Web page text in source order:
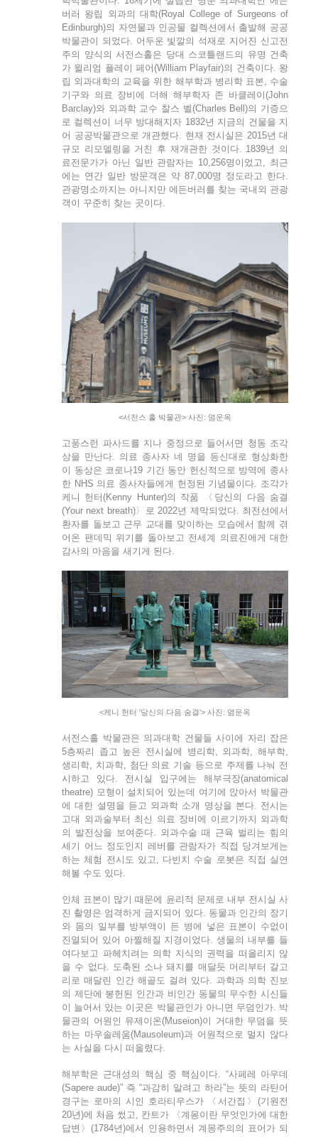
버러 왕립 외과의 대학(Royal College of Surgeons of
Edinburgh)의 자연물과 인공물 컬렉션에서 출발해 공공
박물관이 되었다. 어두운 빛깔의 석재로 지어진 신고전
주의 양식의 서전스홀은 당대 스코틀랜드의 유명 건축
가 윌리엄 플레이 페어(William Playfair)의 건축이다. 왕
립 외과대학의 교육을 위한 해부학과 병리학 표본, 수술
기구와 의료 장비에 더해 해부학자 존 바클레이(John
Barclay)와 외과학 교수 찰스 벨(Charles Bell)의 기증으
로 컬렉션이 너무 방대해지자 1832년 지금의 건물을 지
어 공공박물관으로 개관했다. 현재 전시실은 2015년 대
규모 리모델링을 거친 후 재개관한 것이다. 1839년 의
료전문가가 아닌 일반 관람자는 10,256명이었고, 최근
에는 연간 일반 방문객은 약 87,000명 정도라고 한다.
관광명소까지는 아니지만 에든버러를 찾는 국내외 관광
객이 꾸준히 찾는 곳이다.
<서전스 홀 박물관> 사진: 염운옥
고풍스런 파사드를 지나 중정으로 들어서면 청동 조각
상을 만난다. 의료 종사자 네 명을 등신대로 형상화한
이 동상은 코로나19 기간 동안 헌신적으로 방역에 종사
한 NHS 의료 종사자들에게 헌정된 기념물이다. 조각가
케니 헌터(Kenny Hunter)의 작품 〈당신의 다음 숨결
(Your next breath)〉로 2022년 제막되었다. 최전선에서
환자를 돌보고 근무 교대를 맞이하는 모습에서 함께 겪
어온 팬데믹 위기를 돌아보고 전세계 의료진에게 대한
감사의 마음을 새기게 된다.
<케니 헌터 '당신의 다음 숨결'> 사진: 염운옥
서전스홀 박물관은 의과대학 건물들 사이에 자리 잡은
5층짜리 좁고 높은 전시실에 병리학, 외과학, 해부학,
생리학, 치과학, 첨단 의료 기술 등으로 주제를 나눠 전
시하고 있다. 전시실 입구에는 해부극장(anatomical
theatre) 모형이 설치되어 있는데 여기에 앉아서 박물관
에 대한 설명을 듣고 외과학 소개 영상을 본다. 전시는
고대 외과술부터 최신 의료 장비에 이르기까지 외과학
의 발전상을 보여준다. 외과수술 때 근육 벌리는 힘의
세기 어느 정도인지 레버를 관람자가 직접 당겨보게는
하는 체험 전시도 있고, 다빈치 수술 로봇은 직접 실연
해볼 수도 있다.
인체 표본이 많기 때문에 윤리적 문제로 내부 전시실 사
진 촬영은 엄격하게 금지되어 있다. 동물과 인간의 장기
와 몸의 일부를 방부액이 든 병에 넣은 표본이 수없이
진열되어 있어 아찔해질 지경이었다. 생물의 내부를 들
여다보고 파헤치려는 의학 지식의 권력을 떠올리지 않
을 수 없다. 도축된 소나 돼지를 매달듯 머리부터 갈고
리로 매달린 인간 해골도 걸려 있다. 과학과 의학 진보
의 제단에 봉헌된 인간과 비인간 동물의 무수한 시신들
이 늘어서 있는 이곳은 박물관인가 아니면 무덤인가. 박
물관의 어원인 뮤제이온(Museion)이 거대한 무덤을 뜻
하는 마우솔레움(Mausoleum)과 어원적으로 멀지 않다
는 사실을 다시 떠올렸다.
해부학은 근대성의 핵심 중 핵심이다. “사페레 아우데
(Sapere aude)” 즉 “과감히 알려고 하라”는 뜻의 라틴어
경구는 로마의 시인 호라티우스가 〈서간집〉(기원전
20년)에 처음 썼고, 칸트가 〈계몽이란 무엇인가에 대한
답변〉(1784년)에서 인용하면서 계몽주의의 표어가 되